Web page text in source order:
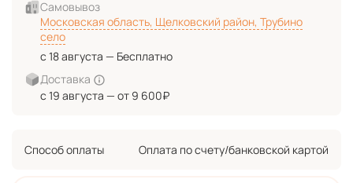
Самовывоз
Московская область, Щелковский район, Трубино
село
с 18 августа — Бесплатно
Доставка
с 19 августа — от 9 600₽
Способ оплаты Оплата по счету/банковской картой